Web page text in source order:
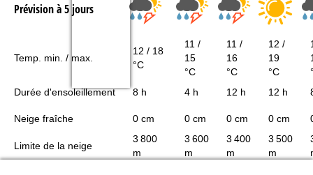
Prévision à 5 jours
Temp. min. / max.
12 / 18
°C
11 /
15
°C
11 /
16
°C
12 /
19
°C
Durée d'ensoleillement
8 h 4 h 12 h 12 h
Neige fraîche 0 cm 0 cm 0 cm 0 cm
Limite de la neige
3 800
m
3 600
m
3 400
m
3 500
m